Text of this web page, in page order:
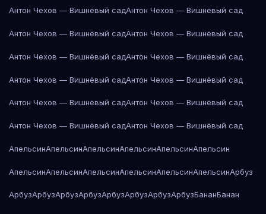
Антон Чехов — Вишнёвый садАнтон Чехов — Вишнёвый сад
Антон Чехов — Вишнёвый садАнтон Чехов — Вишнёвый сад
Антон Чехов — Вишнёвый садАнтон Чехов — Вишнёвый сад
Антон Чехов — Вишнёвый садАнтон Чехов — Вишнёвый сад
Антон Чехов — Вишнёвый садАнтон Чехов — Вишнёвый сад
Антон Чехов — Вишнёвый садАнтон Чехов — Вишнёвый сад
АпельсинАпельсинАпельсинАпельсинАпельсинАпельсин
АпельсинАпельсинАпельсинАпельсинАпельсинАпельсинАрбуз
АрбузАрбузАрбузАрбузАрбузАрбузАрбузАрбузБананБанан